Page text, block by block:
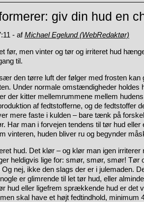
giv din hud en
- afMichael Egelund (WebRedaktør)
før, men vinter og tør og irriteret hud
til.
den tørre luft der følger med frosten kan
Under normale omstændigheder holdes
der kitter mellemrummene mellem
af fedtstofferne, og de fedtstoffer
mere faste i kulden – bare tænk på
Har man i forvejen tendens til tør hud
vinteren, huden bliver ru og begynder
hud. Det klør – og klør man igen irriterer
heldigvis lige for: smør, smør, smør! Tør
nej, ikke den slags der er i julemaden.
er glimrende til let tør hud, eller
hud eller ligefrem sprækkende hud er det
skal have et højt fedtindhold, minimum